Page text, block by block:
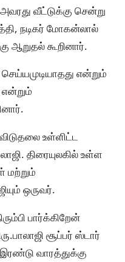
வீட்டுக்கு சென்று
நடிகர் மோகன்லால்
ஆறுதல் கூறினார்.
என்றும்
உள்ளிட்ட
திரையுலகில் உள்ள
மற்றும்
ஒருவர்.
பார்க்கிறேன்
சூப்பர் ஸ்டார்
வாரத்துக்கு